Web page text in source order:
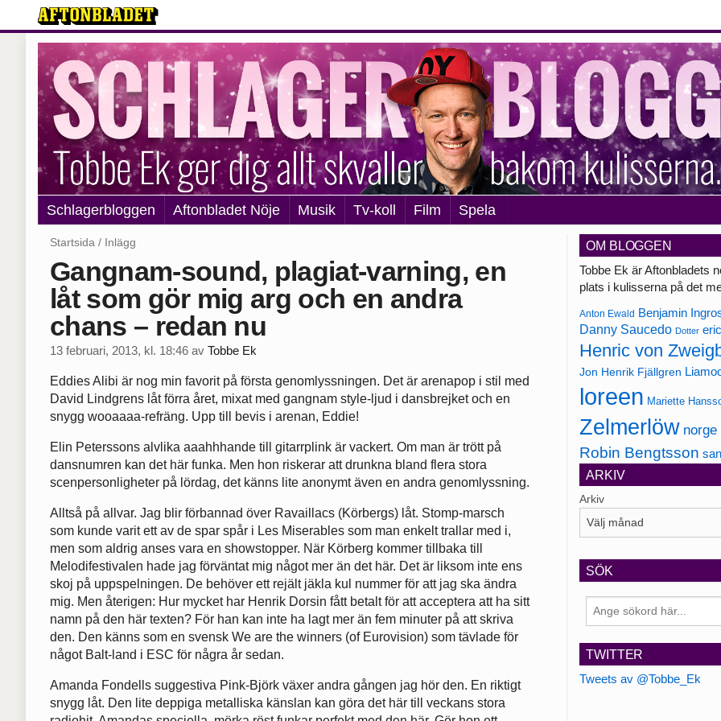
Schlagerbloggen Aftonbladet Nöje Musik Tv-koll Film Spela
Startsida / Inlägg
Gangnam-sound, plagiat-varning, en
låt som gör mig arg och en andra
chans – redan nu
13 februari, 2013, kl. 18:46 av Tobbe Ek
Eddies Alibi är nog min favorit på första genomlyssningen. Det är arenapop i stil med
David Lindgrens låt förra året, mixat med gangnam style-ljud i dansbrejket och en
snygg wooaaaa-refräng. Upp till bevis i arenan, Eddie!
Elin Peterssons alvlika aaahhhande till gitarrplink är vackert. Om man är trött på
dansnumren kan det här funka. Men hon riskerar att drunkna bland flera stora
scenpersonligheter på lördag, det känns lite anonymt även en andra genomlyssning.
Alltså på allvar. Jag blir förbannad över Ravaillacs (Körbergs) låt. Stomp-marsch
som kunde varit ett av de spar spår i Les Miserables som man enkelt trallar med i,
men som aldrig anses vara en showstopper. När Körberg kommer tillbaka till
Melodifestivalen hade jag förväntat mig något mer än det här. Det är liksom inte ens
skoj på uppspelningen. De behöver ett rejält jäkla kul nummer för att jag ska ändra
mig. Men återigen: Hur mycket har Henrik Dorsin fått betalt för att acceptera att ha sitt
namn på den här texten? För han kan inte ha lagt mer än fem minuter på att skriva
den. Den känns som en svensk We are the winners (of Eurovision) som tävlade för
något Balt-land i ESC för några år sedan.
Amanda Fondells suggestiva Pink-Björk växer andra gången jag hör den. En riktigt
snygg låt. Den lite deppiga metalliska känslan kan göra det här till veckans stora
OM BLOGGEN
Tobbe Ek är Aftonbladets
plats i kulisserna på det
Anton Ewald Benjamin
Danny Saucedo Dotter
Henric von
Jon Henrik Fjällgren
loreen Mariette
Zelmerlöw norge
Robin Bengtsson
ARKIV
Arkiv
SÖK
TWITTER
Tweets av @Tobbe_Ek